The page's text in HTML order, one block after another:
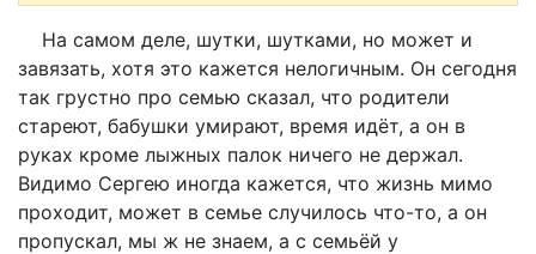
На самом деле, шутки, шутками, но может и
завязать, хотя это кажется нелогичным. Он сегодня
так грустно про семью сказал, что родители
стареют, бабушки умирают, время идёт, а он в
руках кроме лыжных палок ничего не держал.
Видимо Сергею иногда кажется, что жизнь мимо
проходит, может в семье случилось что-то, а он
пропускал, мы ж не знаем, а с семьёй у